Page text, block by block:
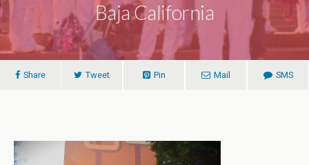
Baja California
Share Tweet Pin Mail SMS